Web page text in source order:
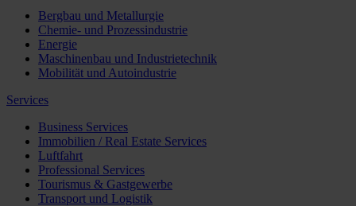
Bergbau und Metallurgie
Chemie- und Prozessindustrie
Energie
Maschinenbau und Industrietechnik
Mobilität und Autoindustrie
Services
Business Services
Immobilien / Real Estate Services
Luftfahrt
Professional Services
Tourismus & Gastgewerbe
Transport und Logistik